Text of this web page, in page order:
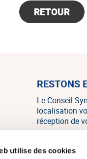
utilise des cookies
RETOUR
RESTONS
Le Conseil
localisation
réception de
NOUS